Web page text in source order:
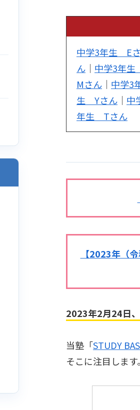
中学3年生 E
ん ｜ 中学3年
Mさん ｜ 中学3
生 Yさん ｜ 中
年生 Tさん
【2023年（
2023年2月24日
当塾「STUDY
そこに注目します。